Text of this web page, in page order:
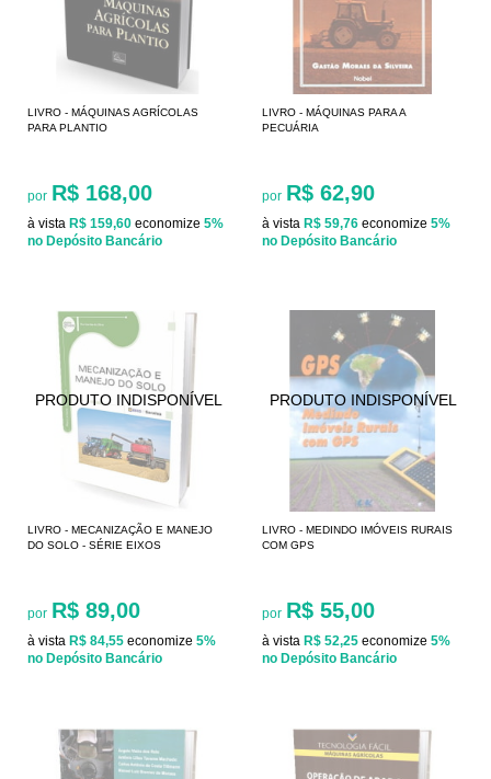
LIVRO - MÁQUINAS AGRÍCOLAS
PARA PLANTIO
por R$ 168,00
à vista R$ 159,60 economize 5%
no Depósito Bancário
LIVRO - MÁQUINAS PARA A
PECUÁRIA
por R$ 62,90
à vista R$ 59,76 economize 5%
no Depósito Bancário
LIVRO - MECANIZAÇÃO E MANEJO
DO SOLO - SÉRIE EIXOS
por R$ 89,00
à vista R$ 84,55 economize 5%
no Depósito Bancário
LIVRO - MEDINDO IMÓVEIS RURAIS
COM GPS
por R$ 55,00
à vista R$ 52,25 economize 5%
no Depósito Bancário